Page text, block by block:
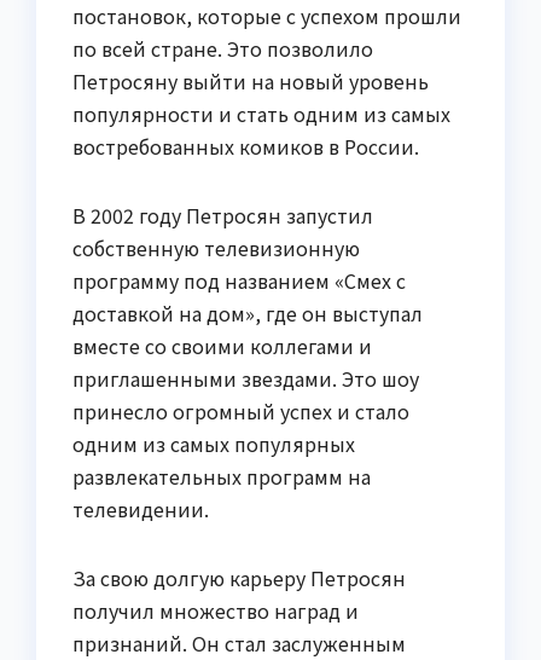
постановок, которые с успехом прошли
по всей стране. Это позволило
Петросяну выйти на новый уровень
популярности и стать одним из самых
востребованных комиков в России.
В 2002 году Петросян запустил
собственную телевизионную
программу под названием «Смех с
доставкой на дом», где он выступал
вместе со своими коллегами и
приглашенными звездами. Это шоу
принесло огромный успех и стало
одним из самых популярных
развлекательных программ на
телевидении.
За свою долгую карьеру Петросян
получил множество наград и
признаний. Он стал заслуженным